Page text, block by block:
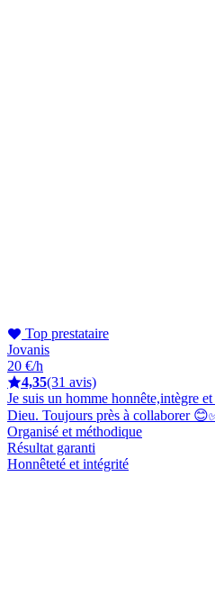
Top prestataire
Jovanis
20 €/h
4,35(31 avis)
Je suis un homme honnête,intègre
Dieu. Toujours près à collaborer
Organisé et méthodique
Résultat garanti
Honnêteté et intégrité